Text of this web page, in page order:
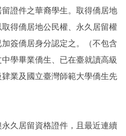
證件之華裔學生。取得僑居地
得僑居地公民權、永久居留權
簽僑居身分認定之。（不包含
學畢業僑生、已在臺就讀高級
業及國立臺灣師範大學僑生先
久居留資格證件，且最近連續